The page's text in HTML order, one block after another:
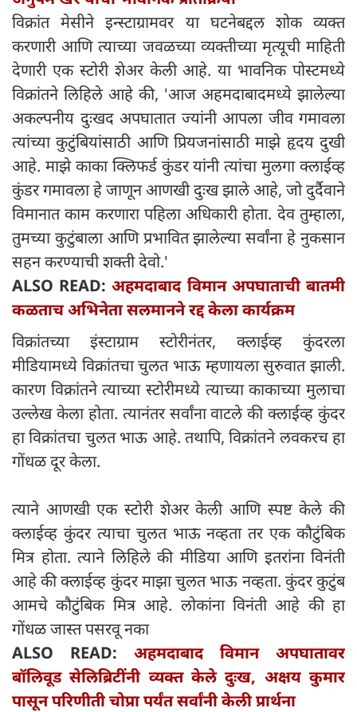
विक्रांत मेसीने इन्स्टाग्रामवर या घटनेबद्दल शोक व्यक्त
करणारी आणि त्याच्या जवळच्या व्यक्तीच्या मृत्यूची माहिती
देणारी एक स्टोरी शेअर केली आहे. या भावनिक पोस्टमध्ये
विक्रांतने लिहिले आहे की, 'आज अहमदाबादमध्ये झालेल्या
अकल्पनीय दुःखद अपघातात ज्यांनी आपला जीव गमावला
त्यांच्या कुटुंबियांसाठी आणि प्रियजनांसाठी माझे हृदय दुखी
आहे. माझे काका क्लिफर्ड कुंडर यांनी त्यांचा मुलगा क्लाईव्ह
कुंडर गमावला हे जाणून आणखी दुःख झाले आहे, जो दुर्दैवाने
विमानात काम करणारा पहिला अधिकारी होता. देव तुम्हाला,
तुमच्या कुटुंबाला आणि प्रभावित झालेल्या सर्वांना हे नुकसान
सहन करण्याची शक्ती देवो.'
ALSO READ:अहमदाबाद विमान अपघाताची बातमी
कळताच अभिनेता सलमानने रद्द केला कार्यक्रम
विक्रांतच्या इंस्टाग्राम स्टोरीनंतर, क्लाईव्ह कुंदरला
मीडियामध्ये विक्रांतचा चुलत भाऊ म्हणायला सुरुवात झाली.
कारण विक्रांतने त्याच्या स्टोरीमध्ये त्याच्या काकाच्या मुलाचा
उल्लेख केला होता. त्यानंतर सर्वांना वाटले की क्लाईव्ह कुंदर
हा विक्रांतचा चुलत भाऊ आहे. तथापि, विक्रांतने लवकरच हा
गोंधळ दूर केला.
त्याने आणखी एक स्टोरी शेअर केली आणि स्पष्ट केले की
क्लाईव्ह कुंदर त्याचा चुलत भाऊ नव्हता तर एक कौटुंबिक
मित्र होता. त्याने लिहिले की मीडिया आणि इतरांना विनंती
आहे की क्लाईव्ह कुंदर माझा चुलत भाऊ नव्हता. कुंदर कुटुंब
आमचे कौटुंबिक मित्र आहे. लोकांना विनंती आहे की हा
गोंधळ जास्त पसरवू नका
ALSO READ: अहमदाबाद विमान अपघातावर
बॉलिवूड सेलिब्रिटींनी व्यक्त केले दुःख, अक्षय कुमार
पासून परिणीती चोप्रा पर्यंत सर्वांनी केली प्रार्थना